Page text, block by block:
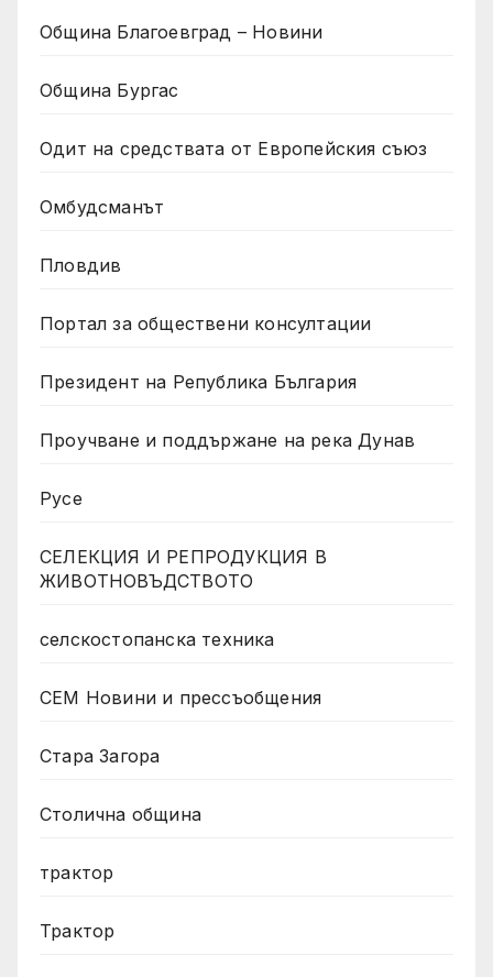
Община Благоевград – Новини
Община Бургас
Одит на средствата от Европейския съюз
Омбудсманът
Пловдив
Портал за обществени консултации
Президент на Република България
Проучване и поддържане на река Дунав
Русе
СЕЛЕКЦИЯ И РЕПРОДУКЦИЯ В
ЖИВОТНОВЪДСТВОТО
селскостопанска техника
СЕМ Новини и прессъобщения
Стара Загора
Столична община
трактор
Трактор